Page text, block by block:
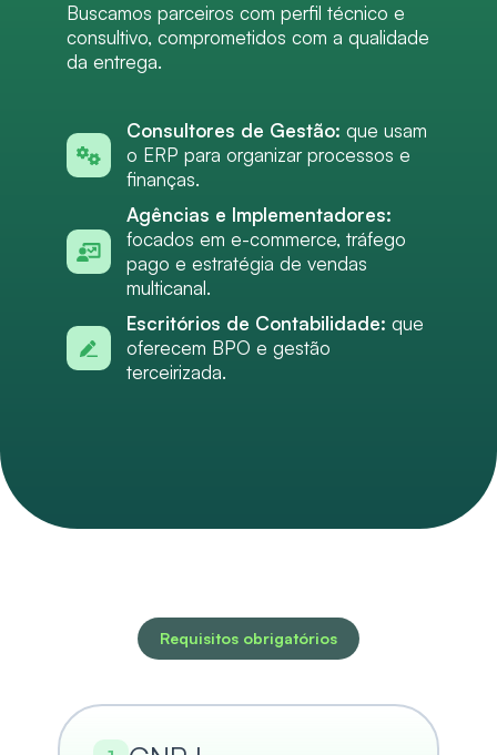
Buscamos parceiros com perfil técnico e
consultivo, comprometidos com a qualidade
da entrega.
Consultores de Gestão: que usam
o ERP para organizar processos e
finanças.
Agências e Implementadores:
focados em e-commerce, tráfego
pago e estratégia de vendas
multicanal.
Escritórios de Contabilidade: que
oferecem BPO e gestão
terceirizada.
Requisitos obrigatórios